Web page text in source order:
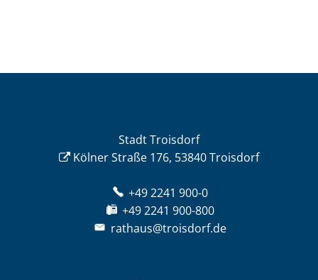
Stadt Troisdorf
Kölner Straße 176, 53840 Troisdorf
+49 2241 900-0
+49 2241 900-800
rathaus@troisdorf.de